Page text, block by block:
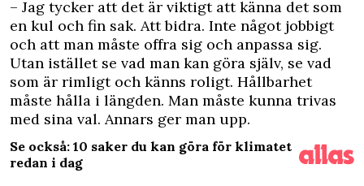
– Jag tycker att det är viktigt att känna det som
en kul och fin sak. Att bidra. Inte något jobbigt
och att man måste offra sig och anpassa sig.
Utan istället se vad man kan göra själv, se vad
som är rimligt och känns roligt. Hållbarhet
måste hålla i längden. Man måste kunna trivas
med sina val. Annars ger man upp.
Se också: 10 saker du kan göra för klimatet
redan i dag